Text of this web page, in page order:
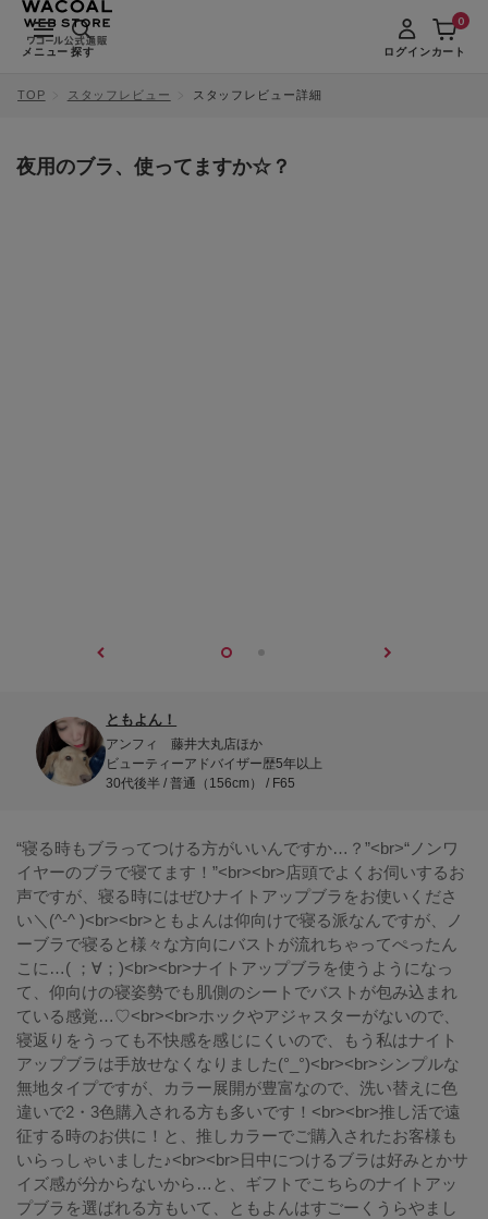
メニュー 探す ログインカート
0
TOP スタッフレビュー スタッフレビュー詳細
夜用のブラ、使ってますか☆？
ともよん！
アンフィ 藤井大丸店ほか
ビューティーアドバイザー歴5年以上
30代後半 / 普通（156cm） / F65
“寝る時もブラってつける方がいいんですか…？”<br>“ノンワ
イヤーのブラで寝てます！”<br><br>店頭でよくお伺いするお
声ですが、寝る時にはぜひナイトアップブラをお使いくださ
い＼(^-^ )<br><br>ともよんは仰向けで寝る派なんですが、ノ
ーブラで寝ると様々な方向にバストが流れちゃってぺったん
こに…( ；∀；)<br><br>ナイトアップブラを使うようになっ
て、仰向けの寝姿勢でも肌側のシートでバストが包み込まれ
ている感覚…♡<br><br>ホックやアジャスターがないので、
寝返りをうっても不快感を感じにくいので、もう私はナイト
アップブラは手放せなくなりました(°_°)<br><br>シンプルな
無地タイプですが、カラー展開が豊富なので、洗い替えに色
違いで2・3色購入される方も多いです！<br><br>推し活で遠
征する時のお供に！と、推しカラーでご購入されたお客様も
いらっしゃいました♪<br><br>日中につけるブラは好みとかサ
イズ感が分からないから…と、ギフトでこちらのナイトアッ
プブラを選ばれる方もいて、ともよんはすごーくうらやまし